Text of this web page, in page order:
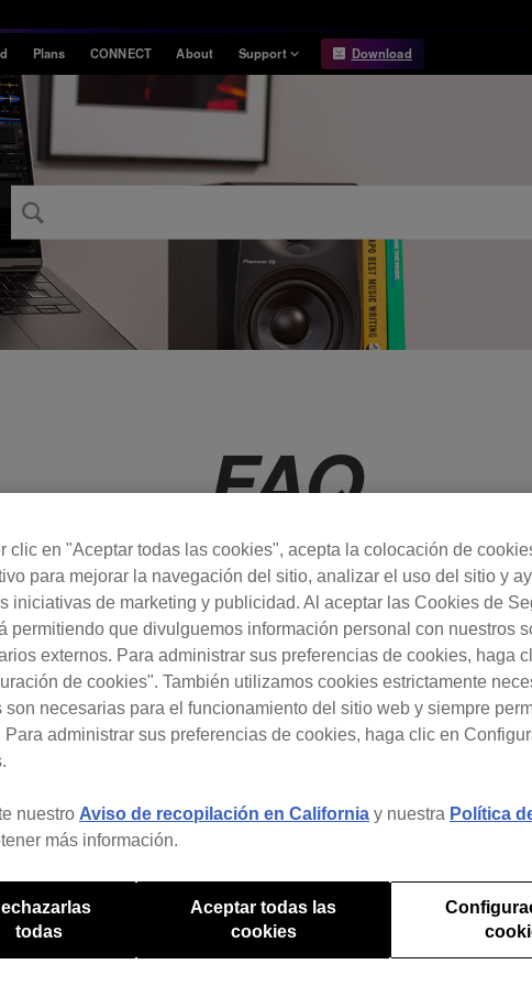
Plans CONNECT About Support
Information
Release Notes
Requirements
Download
FAQ
¿Con qué necesitas ayuda?
de Dropbox en Professional DJ team/
Professional de rekordbox/Cloud
con mi antigua cuenta de Professional
registrados en la cuenta?
clic en "Aceptar todas las cookies", acepta la colocación de
para mejorar la navegación del sitio, analizar el uso del sitio y
iniciativas de marketing y publicidad. Al aceptar las Cookies de
permitiendo que divulguemos información personal con nuestros
externos. Para administrar sus preferencias de cookies, haga
de cookies". También utilizamos cookies estrictamente
son necesarias para el funcionamiento del sitio web y siempre
Para administrar sus preferencias de cookies, haga clic en
nuestro Aviso de recopilación en California y nuestra Política
más información.
todas
Aceptar todas las
cookies